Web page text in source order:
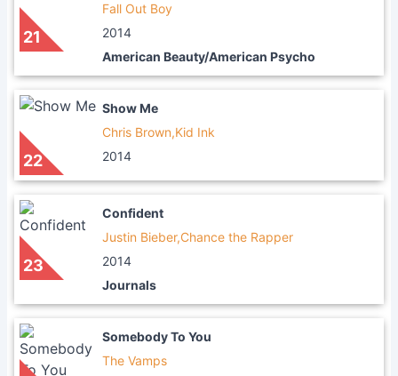
21
Fall Out Boy
2014
American Beauty/American Psycho
22
Show Me
Chris Brown,Kid Ink
2014
23
Confident
Justin Bieber,Chance the Rapper
2014
Journals
Somebody To You
The Vamps